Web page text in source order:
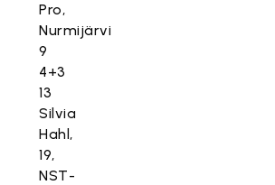
Pro,
Nurmijärvi
9
4+3
13
Silvia
Hahl,
19,
NST-